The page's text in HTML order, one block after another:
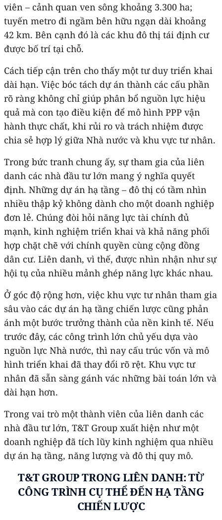
viên – cảnh quan ven sông khoảng 3.300 ha;
tuyến metro đi ngầm bên hữu ngạn dài khoảng
42 km. Bên cạnh đó là các khu đô thị tái định cư
được bố trí tại chỗ.
Cách tiếp cận trên cho thấy một tư duy triển khai
dài hạn. Việc bóc tách dự án thành các cấu phần
rõ ràng không chỉ giúp phân bổ nguồn lực hiệu
quả mà con tạo điều kiện để mô hình PPP vận
hành thực chất, khi rủi ro và trách nhiệm được
chia sẻ hợp lý giữa Nhà nước và khu vực tư nhân.
Trong bức tranh chung ấy, sự tham gia của liên
danh các nhà đầu tư lớn mang ý nghĩa quyết
định. Những dự án hạ tầng – đô thị có tầm nhìn
nhiều thập kỷ không dành cho một doanh nghiệp
đơn lẻ. Chúng đòi hỏi năng lực tài chính đủ
mạnh, kinh nghiệm triển khai và khả năng phối
hợp chặt chẽ với chính quyền cùng cộng đồng
dân cư. Liên danh, vì thế, được nhìn nhận như sự
hội tụ của nhiều mảnh ghép năng lực khác nhau.
Ở góc độ rộng hơn, việc khu vực tư nhân tham gia
sâu vào các dự án hạ tầng chiến lược cũng phản
ánh một bước trưởng thành của nền kinh tế. Nếu
trước đây, các công trình lớn chủ yếu dựa vào
nguồn lực Nhà nước, thì nay cấu trúc vốn và mô
hình triển khai đã thay đổi rõ rệt. Khu vực tư
nhân đã sẵn sàng gánh vác những bài toán lớn và
dài hạn hơn.
Trong vai trò một thành viên của liên danh các
nhà đầu tư lớn, T&T Group xuất hiện như một
doanh nghiệp đã tích lũy kinh nghiệm qua nhiều
dự án hạ tầng, năng lượng và đô thị quy mô.
T&T GROUP TRONG LIÊN DANH: TỪ
CÔNG TRÌNH CỤ THỂ ĐẾN HẠ TẦNG
CHIẾN LƯỢC